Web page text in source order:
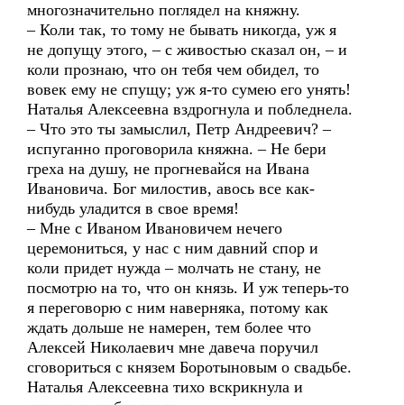
многозначительно поглядел на княжну.
– Коли так, то тому не бывать никогда, уж я
не допущу этого, – с живостью сказал он, – и
коли прознаю, что он тебя чем обидел, то
вовек ему не спущу; уж я-то сумею его унять!
Наталья Алексеевна вздрогнула и побледнела.
– Что это ты замыслил, Петр Андреевич? –
испуганно проговорила княжна. – Не бери
греха на душу, не прогневайся на Ивана
Ивановича. Бог милостив, авось все как-
нибудь уладится в свое время!
– Мне с Иваном Ивановичем нечего
церемониться, у нас с ним давний спор и
коли придет нужда – молчать не стану, не
посмотрю на то, что он князь. И уж теперь-то
я переговорю с ним наверняка, потому как
ждать дольше не намерен, тем более что
Алексей Николаевич мне давеча поручил
сговориться с князем Боротыновым о свадьбе.
Наталья Алексеевна тихо вскрикнула и